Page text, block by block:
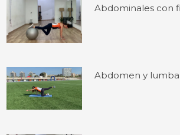
Abdominales con
Abdomen y